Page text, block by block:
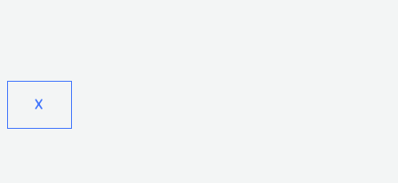
X